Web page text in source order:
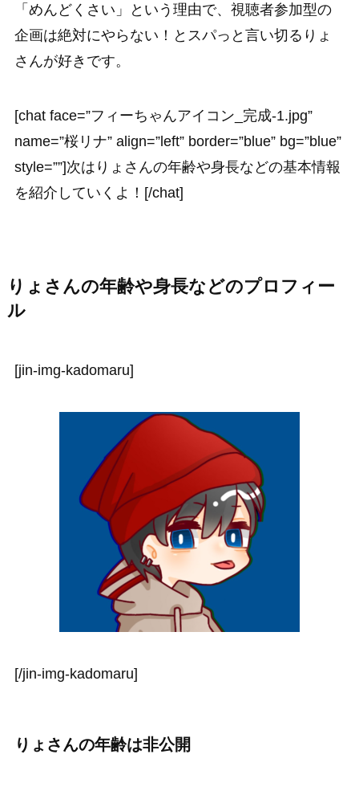
「めんどくさい」という理由で、視聴者参加型の
企画は絶対にやらない！とスパっと言い切るりょ
さんが好きです。
[chat face=”フィーちゃんアイコン_完成-1.jpg”
name=”桜リナ” align=”left” border=”blue” bg=”blue”
style=””]次はりょさんの年齢や身長などの基本情報
を紹介していくよ！[/chat]
りょさんの年齢や身長などのプロフィー
ル
[jin-img-kadomaru]
[/jin-img-kadomaru]
りょさんの年齢は非公開